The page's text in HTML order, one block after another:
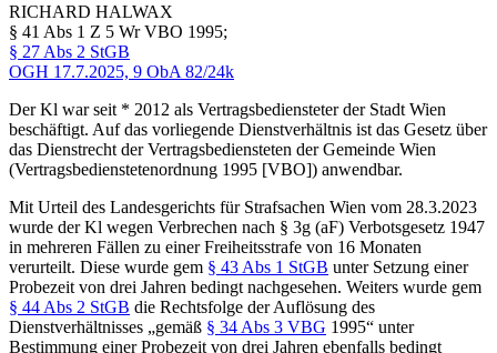
RICHARD HALWAX
§ 41 Abs 1 Z 5 Wr VBO 1995;
§ 27 Abs 2 StGB
OGH 17.7.2025, 9 ObA 82/24k
Der Kl war seit * 2012 als Vertragsbediensteter der Stadt Wien
beschäftigt. Auf das vorliegende Dienstverhältnis ist das Gesetz über
das Dienstrecht der Vertragsbediensteten der Gemeinde Wien
(Vertragsbedienstetenordnung 1995 [VBO]) anwendbar.
Mit Urteil des Landesgerichts für Strafsachen Wien vom 28.3.2023
wurde der Kl wegen Verbrechen nach § 3g (aF) Verbotsgesetz 1947
in mehreren Fällen zu einer Freiheitsstrafe von 16 Monaten
verurteilt. Diese wurde gem § 43 Abs 1 StGB unter Setzung einer
Probezeit von drei Jahren bedingt nachgesehen. Weiters wurde gem
§ 44 Abs 2 StGB die Rechtsfolge der Auflösung des
Dienstverhältnisses „gemäß § 34 Abs 3 VBG 1995“ unter
Bestimmung einer Probezeit von drei Jahren ebenfalls bedingt